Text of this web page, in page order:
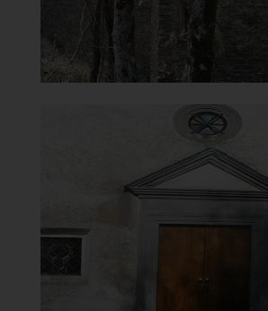
Santuario Madonna
Carmine in